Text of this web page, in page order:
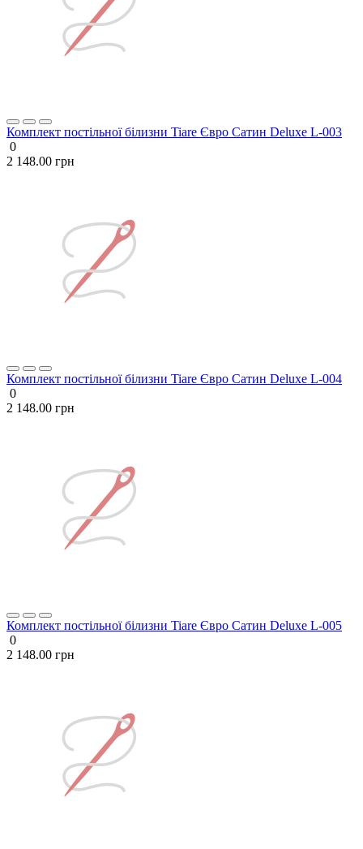
Комплект постільної білизни Tiare Євро Сатин Deluxe L-003
0
2 148.00 грн
Комплект постільної білизни Tiare Євро Сатин Deluxe L-004
0
2 148.00 грн
Комплект постільної білизни Tiare Євро Сатин Deluxe L-005
0
2 148.00 грн